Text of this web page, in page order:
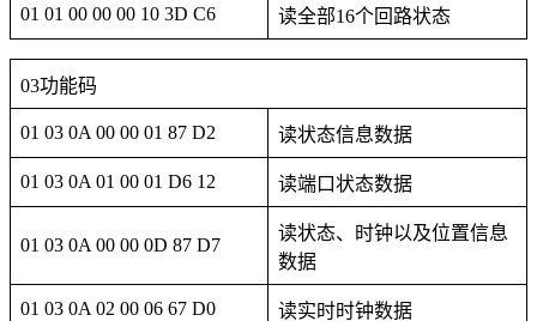
01 01 00 00 00 10 3D C6 读全部16个回路状态
03功能码
01 03 0A 00 00 01 87 D2 读状态信息数据
01 03 0A 01 00 01 D6 12 读端口状态数据
01 03 0A 00 00 0D 87 D7
读状态、时钟以及位置信息
数据
01 03 0A 02 00 06 67 D0 读实时时钟数据